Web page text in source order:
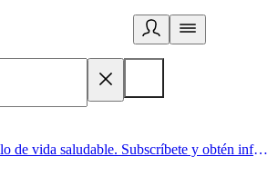
Acá comienza un estilo de vida saludable. Subscríbete y obtén información de primera mano